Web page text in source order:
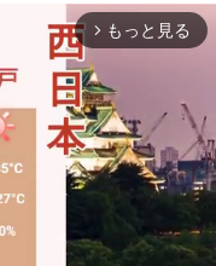
arrow_forward_ios もっと見る